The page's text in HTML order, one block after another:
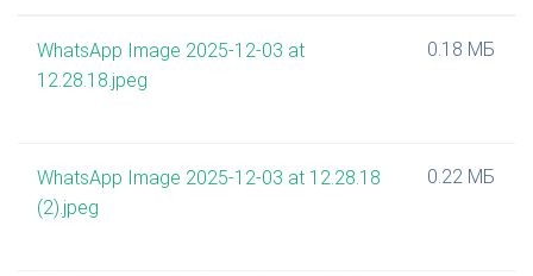
WhatsApp Image 2025-12-03 at
12.28.18.jpeg
0.18 МБ
WhatsApp Image 2025-12-03 at 12.28.18
(2).jpeg
0.22 МБ